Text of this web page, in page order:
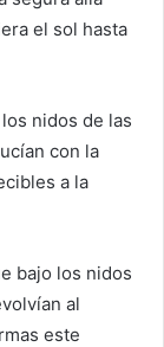
el sol hasta
nidos de las
con la
a la
bajo los nidos
al
este